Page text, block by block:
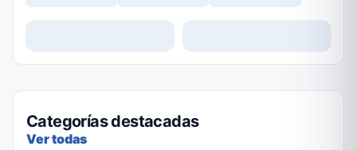
Categorías destacadas
Ver todas